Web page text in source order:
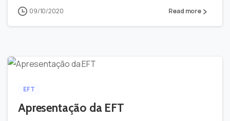
09/10/2020 Read more
EFT
Apresentação da EFT